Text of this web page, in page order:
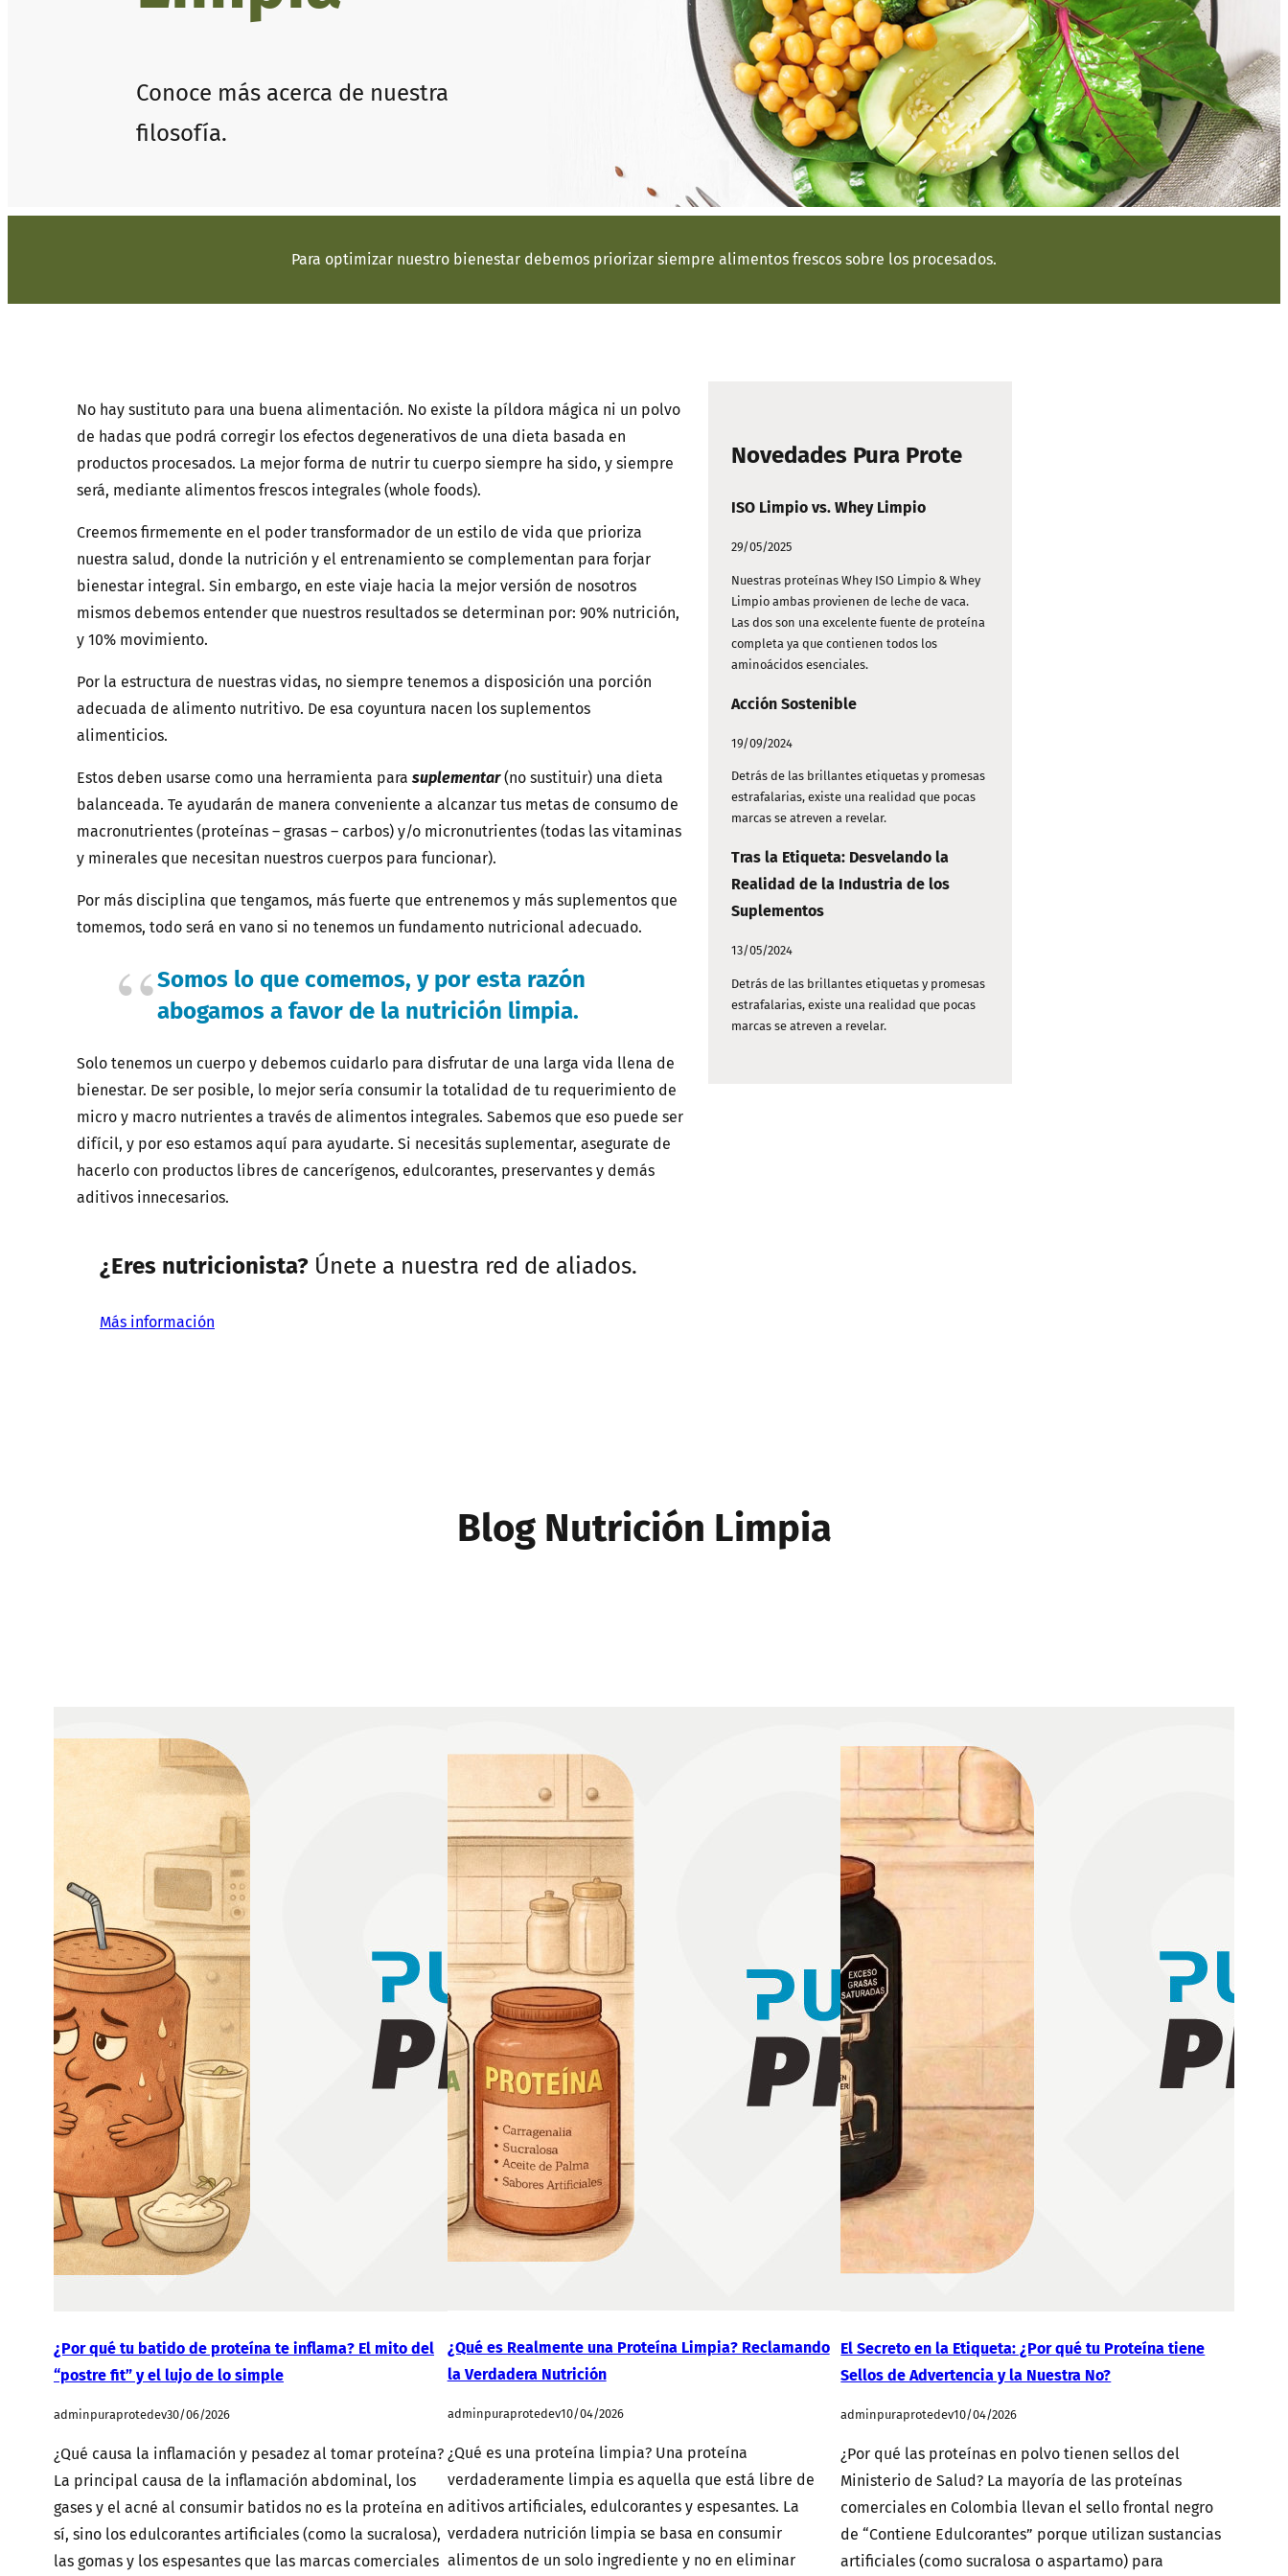
Conoce más acerca de nuestra
filosofía.
Para optimizar nuestro bienestar debemos priorizar siempre alimentos frescos sobre los procesados.
No hay sustituto para una buena alimentación. No existe la píldora mágica ni un polvo
de hadas que podrá corregir los efectos degenerativos de una dieta basada en
productos procesados. La mejor forma de nutrir tu cuerpo siempre ha sido, y siempre
será, mediante alimentos frescos integrales (whole foods).
Creemos firmemente en el poder transformador de un estilo de vida que prioriza
nuestra salud, donde la nutrición y el entrenamiento se complementan para forjar
bienestar integral. Sin embargo, en este viaje hacia la mejor versión de nosotros
mismos debemos entender que nuestros resultados se determinan por: 90% nutrición,
y 10% movimiento.
Por la estructura de nuestras vidas, no siempre tenemos a disposición una porción
adecuada de alimento nutritivo. De esa coyuntura nacen los suplementos
alimenticios.
Estos deben usarse como una herramienta para suplementar(no sustituir) una dieta
balanceada. Te ayudarán de manera conveniente a alcanzar tus metas de consumo de
macronutrientes (proteínas – grasas – carbos) y/o micronutrientes (todas las vitaminas
y minerales que necesitan nuestros cuerpos para funcionar).
Por más disciplina que tengamos, más fuerte que entrenemos y más suplementos que
tomemos, todo será en vano si no tenemos un fundamento nutricional adecuado.
Somos lo que comemos, y por esta razón
abogamos a favor de la nutrición limpia.
Solo tenemos un cuerpo y debemos cuidarlo para disfrutar de una larga vida llena de
bienestar. De ser posible, lo mejor sería consumir la totalidad de tu requerimiento de
micro y macro nutrientes a través de alimentos integrales. Sabemos que eso puede ser
difícil, y por eso estamos aquí para ayudarte. Si necesitás suplementar, asegurate de
hacerlo con productos libres de cancerígenos, edulcorantes, preservantes y demás
aditivos innecesarios.
¿Eres nutricionista? Únete a nuestra red de aliados.
Más información
Novedades Pura Prote
ISO Limpio vs. Whey Limpio
29/05/2025
Nuestras proteínas Whey ISO Limpio & Whey
Limpio ambas provienen de leche de vaca.
Las dos son una excelente fuente de proteína
completa ya que contienen todos los
aminoácidos esenciales.
Acción Sostenible
19/09/2024
Detrás de las brillantes etiquetas y promesas
estrafalarias, existe una realidad que pocas
marcas se atreven a revelar.
Tras la Etiqueta: Desvelando la
Realidad de la Industria de los
Suplementos
13/05/2024
Detrás de las brillantes etiquetas y promesas
estrafalarias, existe una realidad que pocas
marcas se atreven a revelar.
Blog Nutrición Limpia
¿Por qué tu batido de proteína te inflama? El mito del
“postre fit” y el lujo de lo simple
adminpuraprotedev30/06/2026
¿Qué causa la inflamación y pesadez al tomar proteína?
La principal causa de la inflamación abdominal, los
gases y el acné al consumir batidos no es la proteína en
sí, sino los edulcorantes artificiales (como la sucralosa),
las gomas y los espesantes que las marcas comerciales
¿Qué es Realmente una Proteína Limpia? Reclamando
la Verdadera Nutrición
adminpuraprotedev10/04/2026
¿Qué es una proteína limpia? Una proteína
verdaderamente limpia es aquella que está libre de
aditivos artificiales, edulcorantes y espesantes. La
verdadera nutrición limpia se basa en consumir
alimentos de un solo ingrediente y no en eliminar
El Secreto en la Etiqueta: ¿Por qué tu Proteína tiene
Sellos de Advertencia y la Nuestra No?
adminpuraprotedev10/04/2026
¿Por qué las proteínas en polvo tienen sellos del
Ministerio de Salud? La mayoría de las proteínas
comerciales en Colombia llevan el sello frontal negro
de “Contiene Edulcorantes” porque utilizan sustancias
artificiales (como sucralosa o aspartamo) para